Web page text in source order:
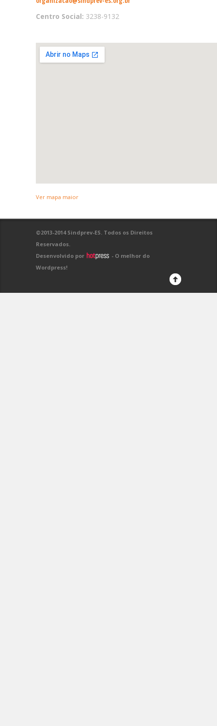
Centro Social: 3238-9132
Ver mapa maior
©2013-2014 Sindprev-ES. Todos os Direitos
Reservados.
Desenvolvido por
- O melhor do
Wordpress!